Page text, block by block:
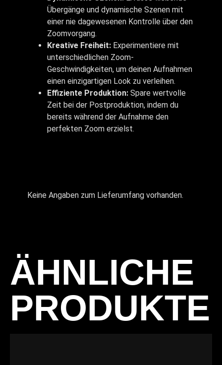
Übergänge und dynamische Szenen mit
einer nie dagewesenen Kontrolle über den
Zoomvorgang.
Kreative Freiheit: Experimentiere mit
unterschiedlichen Zoom-
Geschwindigkeiten, um deinen Aufnahmen
einen einzigartigen Look zu verleihen.
Effiziente Produktion: Spare wertvolle
Zeit bei der Postproduktion, indem du
bereits während der Aufnahme den
perfekten Zoom erzielst.
Keine Angaben zum Lieferumfang vorhanden.
ÄHNLICHE
PRODUKTE